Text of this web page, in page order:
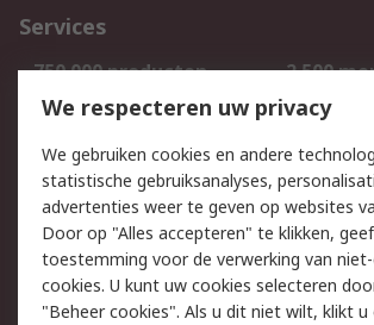
Services
750.000 producten
2.500
Bestellen
Track & Trace
Wettelijk
Cookiebeleid
Email
Privacybeleid
We respecteren uw privacy
We gebruiken cookies en andere
statistische gebruiksanalyses,
advertenties weer te geven op websites
Door op "Alles accepteren" te klikken,
toestemming voor de verwerking van
cookies. U kunt uw cookies selecteren
"Beheer cookies". Als u dit niet wilt, klikt u